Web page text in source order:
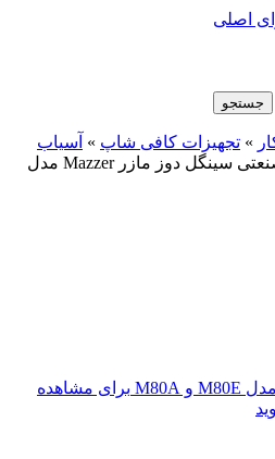
اصلی
جستجو
» تجهیزات کافی شاپ » آسیاب
آسیاب قهوه صنعتی سینگل دوز مازر Mazzer مدل
برای مشاهده